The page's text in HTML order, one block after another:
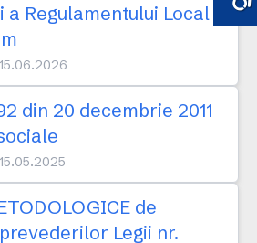
a Regulamentului Local
15.06.2026
din 20 decembrie 2011
15.05.2025
de
Legii nr.